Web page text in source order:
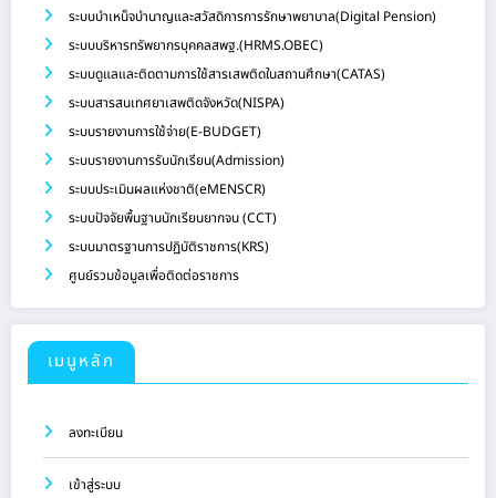
ระบบบำเหน็จบำนาญและสวัสดิการการรักษาพยาบาล(Digital Pension)
ระบบบริหารทรัพยากรบุคคลสพฐ.(HRMS.OBEC)
ระบบดูแลและติดตามการใช้สารเสพติดในสถานศึกษา(CATAS)
ระบบสารสนเทศยาเสพติดจังหวัด(NISPA)
ระบบรายงานการใช้จ่าย(E-BUDGET)
ระบบรายงานการรับนักเรียน(Admission)
ระบบประเมินผลแห่งชาติ(eMENSCR)
ระบบปัจจัยพื้นฐานนักเรียนยากจน (CCT)
ระบบมาตรฐานการปฏิบัติราชการ(KRS)
ศูนย์รวมข้อมูลเพื่อติดต่อราชการ
เมนูหลัก
ลงทะเบียน
เข้าสู่ระบบ